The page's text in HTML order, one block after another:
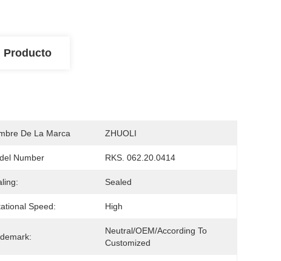
Producto
De La Marca ZHUOLI
Number RKS. 062.20.0414
Sealed
Speed: High
Neutral/OEM/According To
Customized